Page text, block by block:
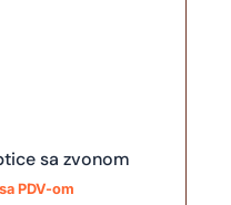
sa zvonom
sa PDV-om